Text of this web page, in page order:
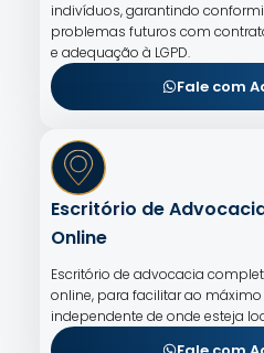
indivíduos, garantindo
problemas futuros com
e adequação à LGPD.
Fale com
Escritório de
Online
Escritório de advocacia
online, para facilitar ao
independente de onde esteja